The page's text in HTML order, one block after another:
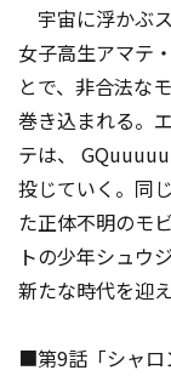
宇宙に浮かぶ
女子高生アマテ
とで、非合法な
巻き込まれる。
テは、
投じていく。同
た正体不明のモ
トの少年シュウ
新たな時代を迎
■第9話「シャロ